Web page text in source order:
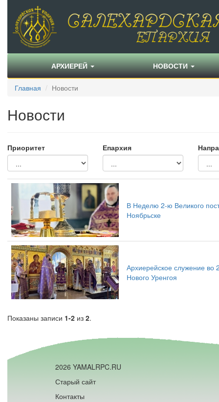
АРХИЕРЕЙ НОВОСТИ
Главная Новости
Новости
Приоритет Епархия
В Неделю 2-ю Великого
Ноябрьске
Архиерейское служение во
Нового Уренгоя
Показаны записи 1-2 из 2.
2026 YAMALRPC.RU
Старый сайт
Контакты